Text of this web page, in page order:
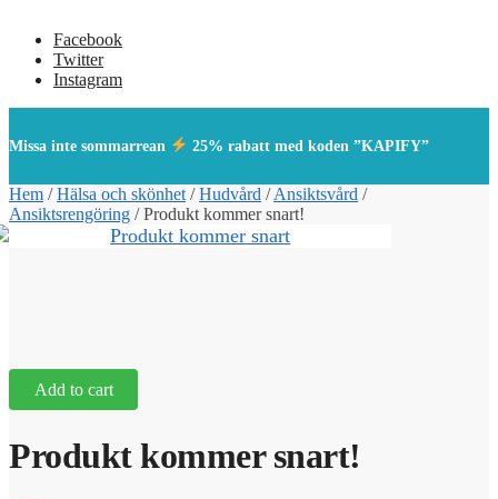
Facebook
Twitter
Instagram
Missa inte sommarrean 25% rabatt med koden ”KAPIFY”
Hem /Hälsa och skönhet /Hudvård /Ansiktsvård /
Ansiktsrengöring /Produkt kommer snart!
Add to cart
Produkt kommer snart!